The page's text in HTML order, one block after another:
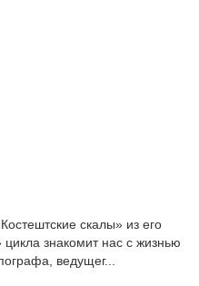
скалы» из его
цикла знакомит нас с жизнью
ведущег...